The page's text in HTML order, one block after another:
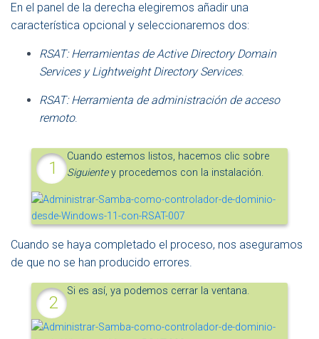
En el panel de la derecha elegiremos añadir una
característica opcional y seleccionaremos dos:
RSAT: Herramientas de Active Directory Domain
Services y Lightweight Directory Services.
RSAT: Herramienta de administración de acceso
remoto.
Cuando estemos listos, hacemos clic sobre
Siguientey procedemos con la instalación.
Cuando se haya completado el proceso, nos aseguramos
de que no se han producido errores.
Si es así, ya podemos cerrar la ventana.